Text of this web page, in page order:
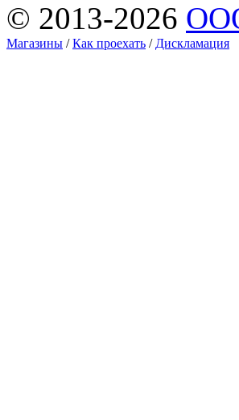
© 2013-2026
Магазины /Как проехать / Дискламация